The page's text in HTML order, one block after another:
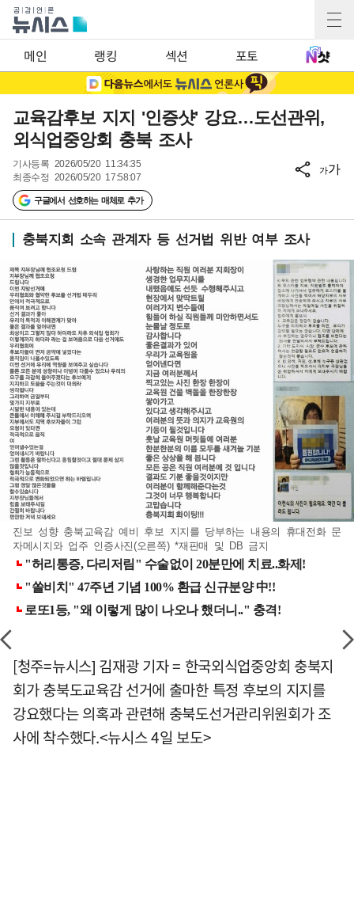
메인 랭킹 섹션 포토
교육감후보 지지 '인증샷' 강요…도선관위,
외식업중앙회 충북 조사
기사등록 2026/05/20 11:34:35
최종수정 2026/05/20 17:58:07
구글에서 선호하는 매체로 추가
가가
충북지회 소속 관계자 등 선거법 위반 여부 조사
진보 성향 충북교육감 예비 후보 지지를 당부하는 내용의 휴대전화 문
자메시지와 업주 인증사진(오른쪽) *재판매 및 DB 금지
[청주=뉴시스] 김재광 기자 = 한국외식업중앙회 충북지
회가 충북도교육감 선거에 출마한 특정 후보의 지지를
강요했다는 의혹과 관련해 충북도선거관리위원회가 조
사에 착수했다.<뉴시스 4일 보도>